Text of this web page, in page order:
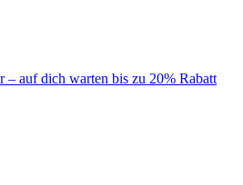
– auf dich warten bis zu 20% Rabatt